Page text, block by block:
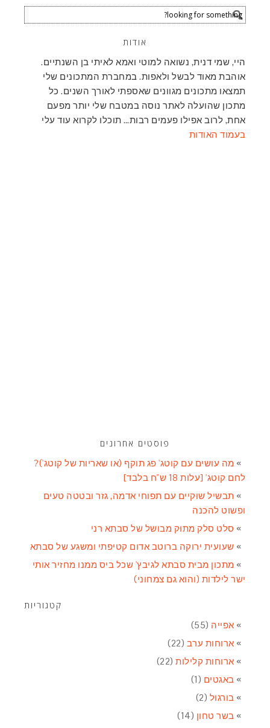
אודות
היי, שמי דנית, נשואה למוטי ואמא לאיתי בן השנתיים.
אוהבת מאוד לבשל ולאפות. במחברת המתכונים שלי
תמצאו מתכונים מגוונים שאספתי לאורך השנים. כל
מתכון שהועלה לאתר נוסה במטבח שלי יותר מפעם
אחת, לרוב אפילו פעמים רבות… תוכלו לקרוא עוד עלי
בעמוד האודות
פוסטים אחרונים
מה עושים עם קוטג' פג תוקף (או שאריות של קוטג')?
לחם קוטג' [עלות 18 ש"ח בלבד]
תבשיל שוקיים עם תפוחי אדמה, גזר ובטטה טעים
ופשוט להכנה
סלט סלק מתוק מבושל של סבתא רני
שעועית ירוקה ברוטב אדום קטיפתי ומשגע של סבתא
מתכון מבית סבתא לגיבץ' שכל ביס ממנו מחזיר אותי
ישר לילדות (והוא גם צמחוני)
קטגוריות
אפייה (55)
ארוחות ערב (22)
ארוחות קלילות(22)
באגטים (1)
בורגול (2)
בשר טחון (14)